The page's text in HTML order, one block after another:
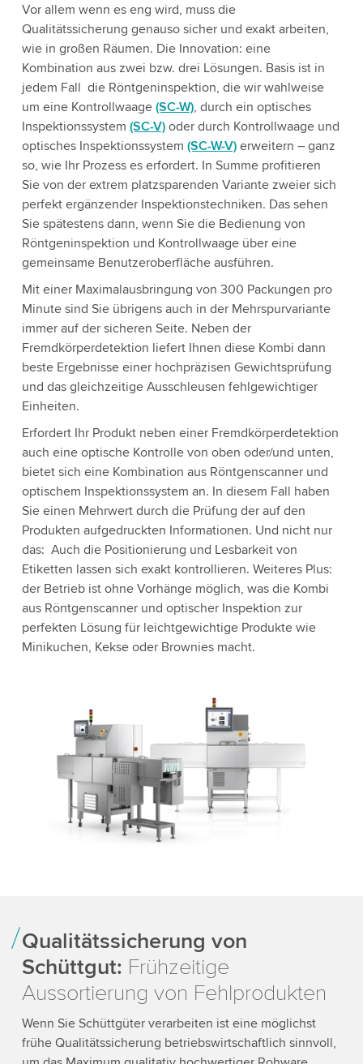
Vor allem wenn es eng wird, muss die
Qualitätssicherung genauso sicher und exakt arbeiten,
wie in großen Räumen. Die Innovation: eine
Kombination aus zwei bzw. drei Lösungen. Basis ist in
jedem Fall die Röntgeninspektion, die wir wahlweise
um eine Kontrollwaage (SC-W), durch ein optisches
Inspektionssystem (SC-V)oder durch Kontrollwaage und
optisches Inspektionssystem (SC-W-V)erweitern – ganz
so, wie Ihr Prozess es erfordert. In Summe profitieren
Sie von der extrem platzsparenden Variante zweier sich
perfekt ergänzender Inspektionstechniken. Das sehen
Sie spätestens dann, wenn Sie die Bedienung von
Röntgeninspektion und Kontrollwaage über eine
gemeinsame Benutzeroberfläche ausführen.
Mit einer Maximalausbringung von 300 Packungen pro
Minute sind Sie übrigens auch in der Mehrspurvariante
immer auf der sicheren Seite. Neben der
Fremdkörperdetektion liefert Ihnen diese Kombi dann
beste Ergebnisse einer hochpräzisen Gewichtsprüfung
und das gleichzeitige Ausschleusen fehlgewichtiger
Einheiten.
Erfordert Ihr Produkt neben einer Fremdkörperdetektion
auch eine optische Kontrolle von oben oder/und unten,
bietet sich eine Kombination aus Röntgenscanner und
optischem Inspektionssystem an. In diesem Fall haben
Sie einen Mehrwert durch die Prüfung der auf den
Produkten aufgedruckten Informationen. Und nicht nur
das: Auch die Positionierung und Lesbarkeit von
Etiketten lassen sich exakt kontrollieren. Weiteres Plus:
der Betrieb ist ohne Vorhänge möglich, was die Kombi
aus Röntgenscanner und optischer Inspektion zur
perfekten Lösung für leichtgewichtige Produkte wie
Minikuchen, Kekse oder Brownies macht.
Qualitätssicherung von
Schüttgut: Frühzeitige
Aussortierung von Fehlprodukten
Wenn Sie Schüttgüter verarbeiten ist eine möglichst
frühe Qualitätssicherung betriebswirtschaftlich sinnvoll,